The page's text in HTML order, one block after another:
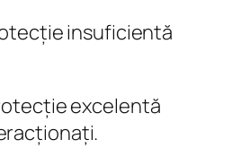
insuficientă
excelentă